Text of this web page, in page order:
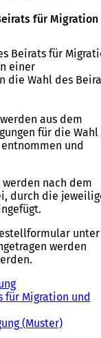
für Migration
Beirats für
einer
die Wahl des
aus dem
für die Wahl
und
nach dem
durch die
unter
werden
(
Ö
f
für Migration und
(Muster)(